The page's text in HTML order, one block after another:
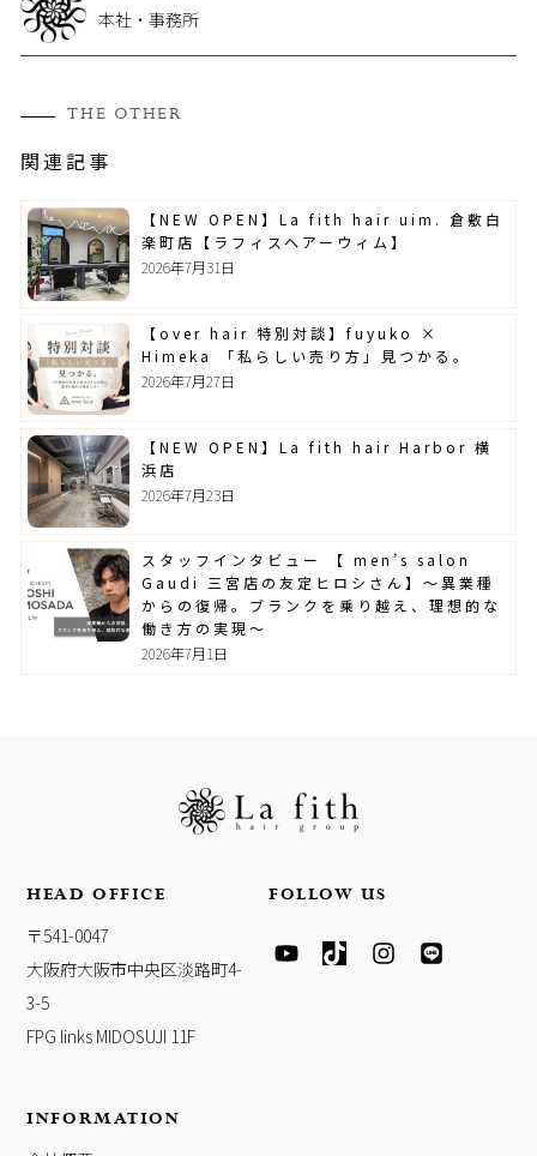
本社・事務所
THE OTHER
関連記事
【NEW OPEN】La fith hair uim. 倉敷白
楽町店【ラフィスヘアーウィム】
2026年7月31日
【over hair 特別対談】fuyuko ×
Himeka 「私らしい売り方」見つかる。
2026年7月27日
【NEW OPEN】La fith hair Harbor 横
浜店
2026年7月23日
スタッフインタビュー 【 men’s salon
Gaudi 三宮店の友定ヒロシさん】～異業種
からの復帰。ブランクを乗り越え、理想的な
働き方の実現～
2026年7月1日
HEAD OFFICE
〒541-0047
大阪府大阪市中央区淡路町4-
3-5
FPG links MIDOSUJI 11F
FOLLOW US
O
I
N
I
INFORMATION